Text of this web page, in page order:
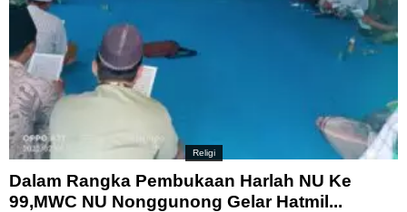
Religi
Dalam Rangka Pembukaan Harlah NU Ke
99,MWC NU Nonggunong Gelar Hatmil...